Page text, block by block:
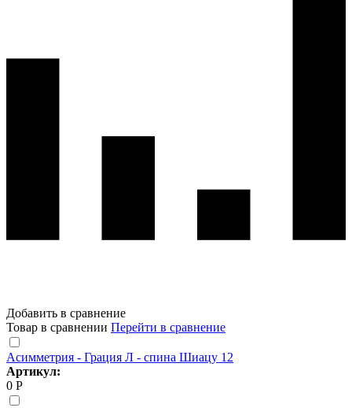
Добавить в сравнение
Товар в сравнении Перейти в сравнение
Асимметрия - Грация Л - спина Шиацу 12
Артикул:
0 Р